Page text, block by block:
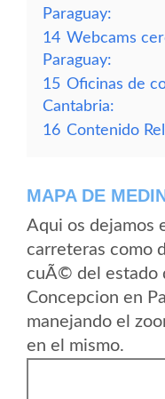
Paraguay:
14 Webcams
Paraguay:
15 Oficinas de
Cantabria:
16 Contenido
MAPA DE
Aqui os dejamos
carreteras como
cuÃ© del estado
Concepcion en
manejando el
en el mismo.